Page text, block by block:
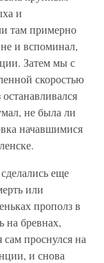
и
там примерно
и вспоминал,
Затем мы с
скоростью
не была ли
начавшимися
еще
или
прополз в
на бревнах,
сам проснулся на
и снова